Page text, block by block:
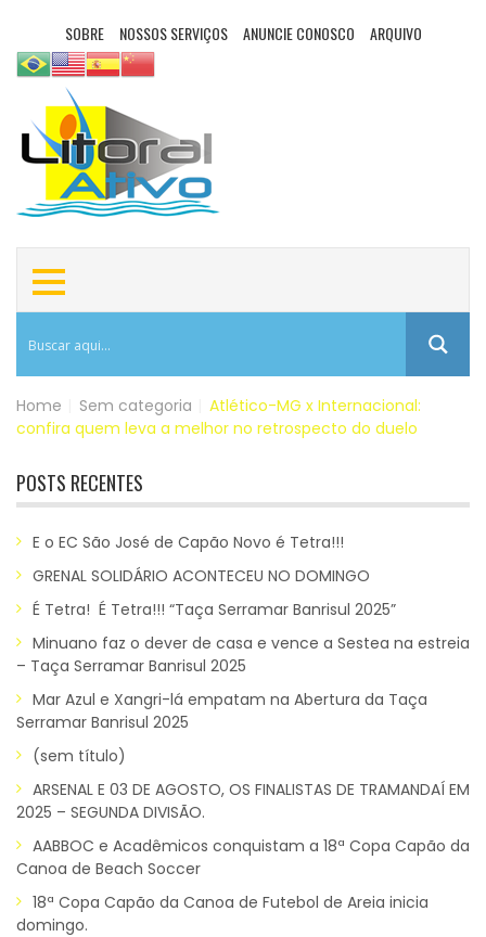
SOBRE NOSSOS SERVIÇOS ANUNCIE CONOSCO ARQUIVO
Home Sem categoria
Atlético-MG x Internacional:
confira quem leva a melhor no retrospecto do duelo
POSTS RECENTES
E o EC São José de Capão Novo é Tetra!!!
GRENAL SOLIDÁRIO ACONTECEU NO DOMINGO
É Tetra! É Tetra!!! “Taça Serramar Banrisul 2025”
Minuano faz o dever de casa e vence a Sestea na estreia
– Taça Serramar Banrisul 2025
Mar Azul e Xangri-lá empatam na Abertura da Taça
Serramar Banrisul 2025
(sem título)
ARSENAL E 03 DE AGOSTO, OS FINALISTAS DE TRAMANDAÍ EM
2025 – SEGUNDA DIVISÃO.
AABBOC e Acadêmicos conquistam a 18ª Copa Capão da
Canoa de Beach Soccer
18ª Copa Capão da Canoa de Futebol de Areia inicia
domingo.